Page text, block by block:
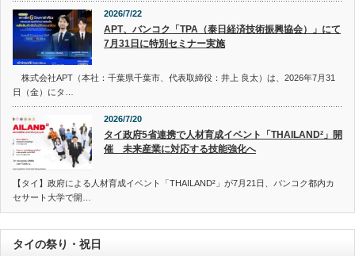
2026/7/22
APT、バンコク「TPA（泰日経済技術振興協会）」にて
7月31日に特別セミナー実施
株式会社APT（本社：千葉県千葉市、代表取締役：井上 良太）は、2026年7月31
日（金）にタ…
2026/7/20
タイ政府5省連携で人材育成イベント「THAILAND²」開
催 未来産業に対応する技能強化へ
【タイ】政府による人材育成イベント「THAILAND²」が7月21日、バンコク都内カ
セサート大学で開…
タイの祭り・祝日